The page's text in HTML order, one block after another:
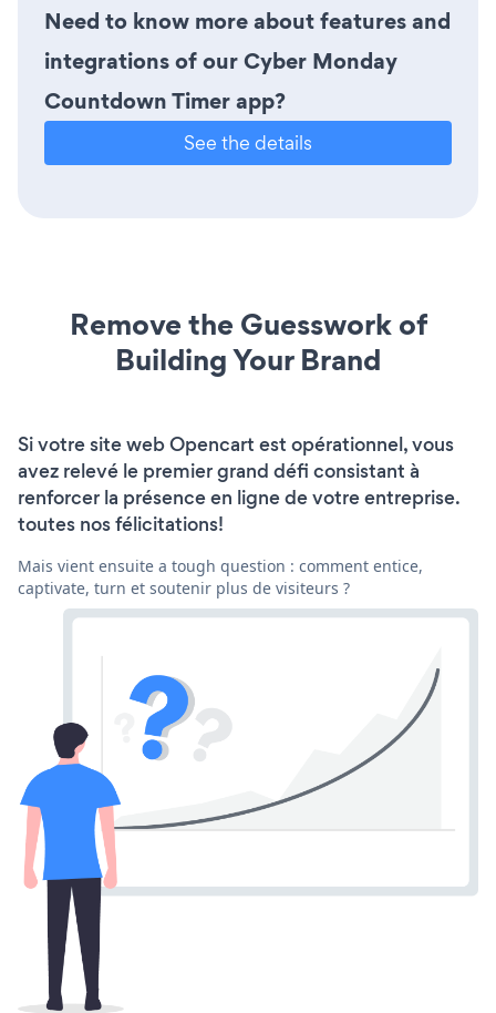
Need to know more about features and
integrations of our Cyber Monday
Countdown Timer app?
See the details
Remove the Guesswork of
Building Your Brand
Si votre site web Opencart est opérationnel, vous
avez relevé le premier grand défi consistant à
renforcer la présence en ligne de votre entreprise.
toutes nos félicitations!
Mais vient ensuite a tough question : comment entice,
captivate, turn et soutenir plus de visiteurs ?